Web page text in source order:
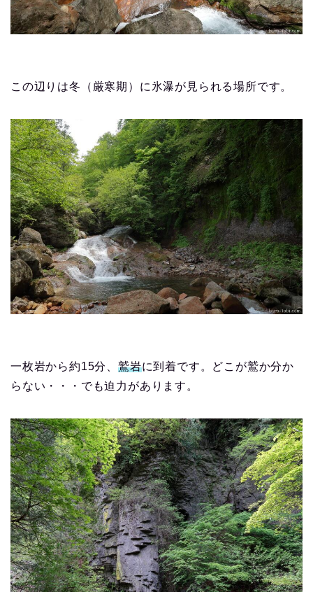
この辺りは冬（厳寒期）に氷瀑が見られる場所です。
一枚岩から約15分、 鷲岩に到着です。どこが鷲か分か
らない・・・でも迫力があります。